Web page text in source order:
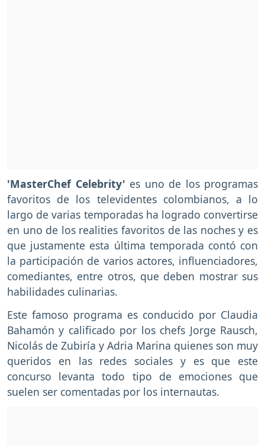
'MasterChef Celebrity' es uno de los programas
favoritos de los televidentes colombianos, a lo
largo de varias temporadas ha logrado convertirse
en uno de los realities favoritos de las noches y es
que justamente esta última temporada contó con
la participación de varios actores, influenciadores,
comediantes, entre otros, que deben mostrar sus
habilidades culinarias.
Este famoso programa es conducido por Claudia
Bahamón y calificado por los chefs Jorge Rausch,
Nicolás de Zubiría y Adria Marina quienes son muy
queridos en las redes sociales y es que este
concurso levanta todo tipo de emociones que
suelen ser comentadas por los internautas.